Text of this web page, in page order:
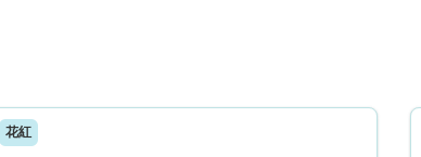
花紅